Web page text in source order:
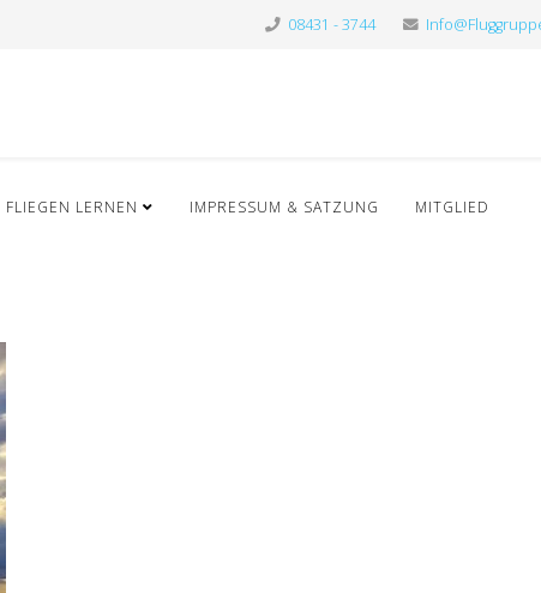
08431 - 3744
FLIEGEN LERNEN IMPRESSUM & SATZUNG MITGLIED